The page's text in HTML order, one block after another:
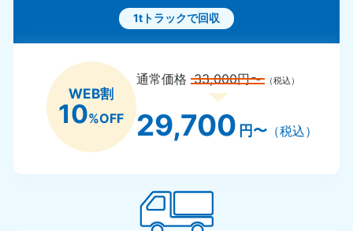
1tトラックで回収
WEB割
10%OFF
通常価格33,000円〜 （税込）
29,700 円〜（税込）